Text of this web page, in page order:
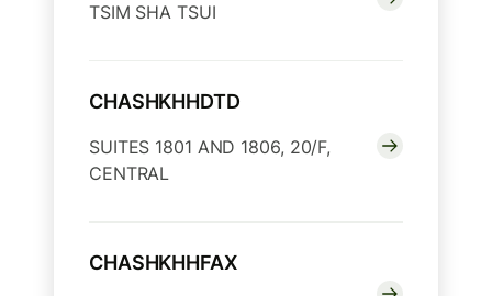
TSIM SHA TSUI
CHASHKHHDTD
SUITES 1801 AND 1806, 20/F,
CENTRAL
CHASHKHHFAX